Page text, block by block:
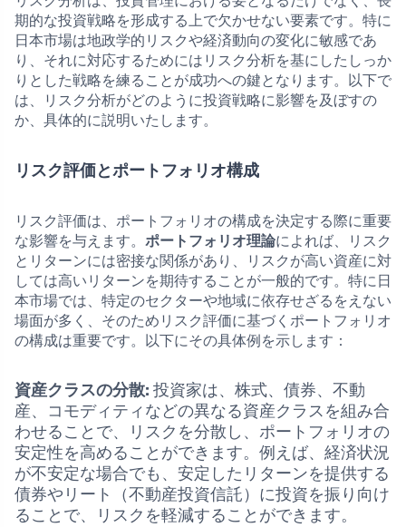
期的な投資戦略を形成する上で欠かせない要素です。特に
日本市場は地政学的リスクや経済動向の変化に敏感であ
り、それに対応するためにはリスク分析を基にしたしっか
りとした戦略を練ることが成功への鍵となります。以下で
は、リスク分析がどのように投資戦略に影響を及ぼすの
か、具体的に説明いたします。
リスク評価とポートフォリオ構成
リスク評価は、ポートフォリオの構成を決定する際に重要
な影響を与えます。 ポートフォリオ理論によれば、リスク
とリターンには密接な関係があり、リスクが高い資産に対
しては高いリターンを期待することが一般的です。特に日
本市場では、特定のセクターや地域に依存せざるをえない
場面が多く、そのためリスク評価に基づくポートフォリオ
の構成は重要です。以下にその具体例を示します：
資産クラスの分散: 投資家は、株式、債券、不動
産、コモディティなどの異なる資産クラスを組み合
わせることで、リスクを分散し、ポートフォリオの
安定性を高めることができます。例えば、経済状況
が不安定な場合でも、安定したリターンを提供する
債券やリート（不動産投資信託）に投資を振り向け
ることで、リスクを軽減することができます。